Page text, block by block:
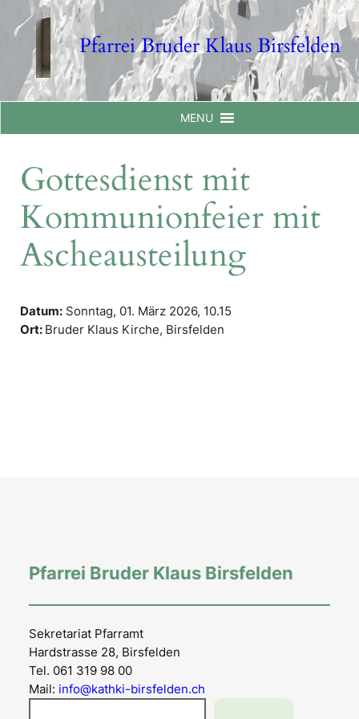
content
Pfarrei Bruder Klaus Birsfelden
MENU
Gottesdienst mit
Kommunionfeier mit
Ascheausteilung
Datum: Sonntag, 01. März 2026, 10.15
Ort: Bruder Klaus Kirche, Birsfelden
Pfarrei Bruder Klaus Birsfelden
Sekretariat Pfarramt
Hardstrasse 28, Birsfelden
Tel. 061 319 98 00
Mail: info@kathki-birsfelden.ch